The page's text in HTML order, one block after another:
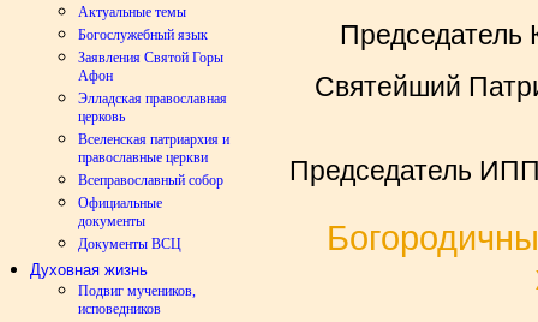
Актуальные темы
Богослужебный язык
Заявления Святой Горы
Афон
Элладская православная
церковь
Вселенская патриархия и
православные церкви
Всеправославный собор
Официальные
документы
Документы ВСЦ
Духовная жизнь
Подвиг мучеников,
исповедников
Председатель
Святейший
Председатель